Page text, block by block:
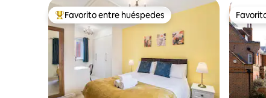
Favorito entre huéspedes preferido
Favorito entre huéspedes